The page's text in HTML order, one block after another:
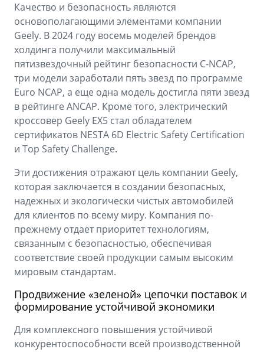
Качество и безопасность являются
основополагающими элементами компании
Geely. В 2024 году восемь моделей брендов
холдинга получили максимальный
пятизвездочный рейтинг безопасности C-NCAP,
три модели заработали пять звезд по программе
Euro NCAP, а еще одна модель достигла пяти звезд
в рейтинге ANCAP. Кроме того, электрический
кроссовер Geely EX5 стал обладателем
сертификатов NESTA 6D Electric Safety Certification
и Top Safety Challenge.
Эти достижения отражают цель компании Geely,
которая заключается в создании безопасных,
надежных и экологически чистых автомобилей
для клиентов по всему миру. Компания по-
прежнему отдает приоритет технологиям,
связанным с безопасностью, обеспечивая
соответствие своей продукции самым высоким
мировым стандартам.
Продвижение «зеленой» цепочки поставок и
формирование устойчивой экономики
Для комплексного повышения устойчивой
конкурентоспособности всей производственной